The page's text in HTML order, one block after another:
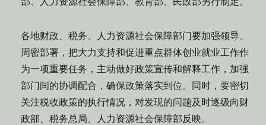
各地财政、税务、人力资源社会保障部门要加强领导、
周密部署，把大力支持和促进重点群体创业就业工作作
为一项重要任务，主动做好政策宣传和解释工作，加强
部门间的协调配合，确保政策落实到位。同时，要密切
关注税收政策的执行情况，对发现的问题及时逐级向财
政部、税务总局、人力资源社会保障部反映。